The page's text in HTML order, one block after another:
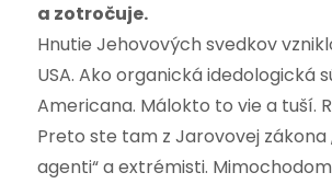
a zotročuje.
Hnutie Jehovových svedkov
USA. Ako organická idedologická
Americana. Málokto to vie a tuší.
Preto ste tam z Jarovovej zákona
agenti“ a extrémisti.